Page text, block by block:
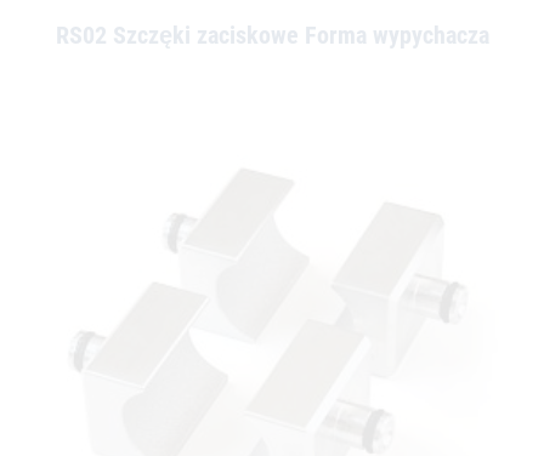
RS02 Szczęki zaciskowe Forma wypychacza